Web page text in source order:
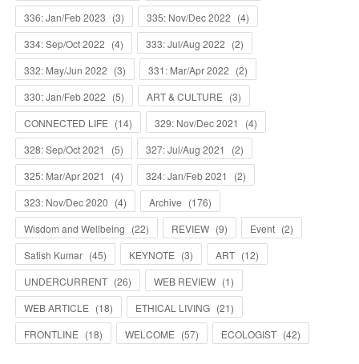
336: Jan/Feb 2023 (3) 335: Nov/Dec 2022 (4)
334: Sep/Oct 2022 (4) 333: Jul/Aug 2022 (2)
332: May/Jun 2022 (3) 331: Mar/Apr 2022 (2)
330: Jan/Feb 2022 (5) ART & CULTURE (3)
CONNECTED LIFE (14) 329: Nov/Dec 2021 (4)
328: Sep/Oct 2021
(5) 327: Jul/Aug 2021 (2)
325: Mar/Apr 2021
(4) 324: Jan/Feb 2021 (2)
323: Nov/Dec 2020 (4) Archive (176)
Wisdom and Wellbeing (22) REVIEW (9) Event (2)
Satish Kumar (45) KEYNOTE (3) ART (12)
UNDERCURRENT (26) WEB REVIEW (1)
WEB ARTICLE (18) ETHICAL LIVING (21)
FRONTLINE (18) WELCOME (57) ECOLOGIST (42)